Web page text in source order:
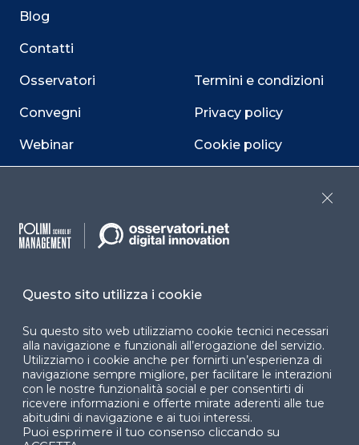
Blog
Contatti
Osservatori
Convegni
Webinar
Termini e condizioni
Privacy policy
Cookie policy
accessibilità
Facebook LinkedIn
YouTube X
Questo sito utilizza i cookie
Su questo sito web utilizziamo cookie tecnici necessari
alla navigazione e funzionali all’erogazione del servizio.
Utilizziamo i cookie anche per fornirti un’esperienza di
navigazione sempre migliore, per facilitare le interazioni
con le nostre funzionalità social e per consentirti di
ricevere informazioni e offerte mirate aderenti alle tue
abitudini di navigazione e ai tuoi interessi.
Puoi esprimere il tuo consenso cliccando su